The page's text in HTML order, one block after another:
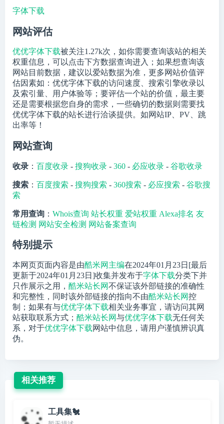
字体下载
网站评估
优优字体下载被关注1.27k次，如你需要查询该站的相关
权重信息，可以点击下方数据查询进入；如果想查询该
网站目前数据，建议以爱站数据为准，更多网站价值评
估因素如：优优字体下载的访问速度、搜索引擎收录以
及索引量、用户体验等；要评估一个站的价值，最主要
还是需要根据您自身的需求，一些确切的数据则需要找
优优字体下载的站长进行洽谈提供。如网站IP、PV、跳
出率等！
网站查询
收录 ： 百度收录 - 搜狗收录 - 360 - 必应收录 - 谷歌收录
搜索 ： 百度搜索 - 搜狗搜索 - 360搜索 - 必应搜索 - 谷歌搜
索
常用查询 ： Whois查询 站长权重 爱站权重 Alexa排名 友
链检测 网站安全检测 网站备案查询
特别提示
本网页页面内容是由酷米网主编在2024年01月23日[最后
更新于2024年01月23日]收集并发布于字体下载分类下并
只作展示之用， 酷米站长网不保证该外部链接的准确性
和完整性，同时该外部链接的指向不由酷米站长网控
制；如果有与优优字体下载相关业务事宜，请访问其网
站获取联系方式； 酷米站长网与优优字体下载无任何关
系，对于优优字体下载网站中信息，请用户谨慎辨识真
伪。
相关推荐
工具集🐔